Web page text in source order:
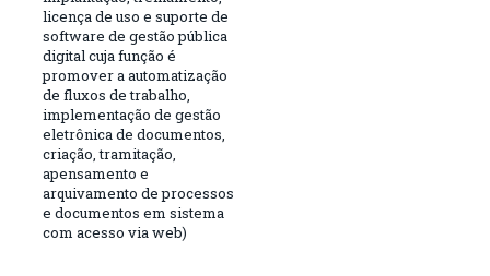
licença de uso e suporte de
software de gestão pública
digital cuja função é
promover a automatização
de fluxos de trabalho,
implementação de gestão
eletrônica de documentos,
criação, tramitação,
apensamento e
arquivamento de processos
e documentos em sistema
com acesso via web)